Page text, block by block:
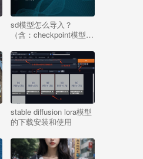
sd模型怎么导入？
（含：checkpoint模型和
stable diffusion lora模型
的下载安装和使用